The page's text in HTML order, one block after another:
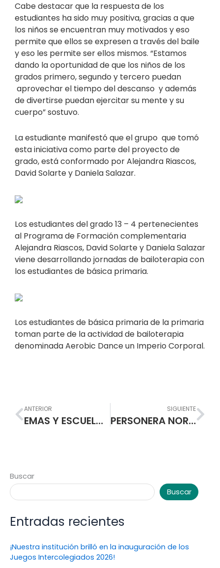
Cabe destacar que la respuesta de los
estudiantes ha sido muy positiva, gracias a que
los niños se encuentran muy motivados y eso
permite que ellos se expresen a través del baile
y eso les permite ser ellos mismos. “Estamos
dando la oportunidad de que los niños de los
grados primero, segundo y tercero puedan
aprovechar el tiempo del descanso y además
de divertirse puedan ejercitar su mente y su
cuerpo” sostuvo.
La estudiante manifestó que el grupo que tomó
esta iniciativa como parte del proyecto de
grado, está conformado por Alejandra Riascos,
David Solarte y Daniela Salazar.
Los estudiantes del grado 13 – 4 pertenecientes
al Programa de Formación complementaria
Alejandra Riascos, David Solarte y Daniela Salazar
viene desarrollando jornadas de bailoterapia con
los estudiantes de básica primaria.
Los estudiantes de básica primaria de la primaria
toman parte de la actividad de bailoterapia
denominada Aerobic Dance un Imperio Corporal.
Prev
ANTERIOR
EMAS Y ESCUELA NORMAL SUPERIOR DE PASTO PACTAN ESTRATEGIAS PARA MANEJAR RESIDUOS
SIGUIENTE
PERSONERA NORMALISTA PROTAGONISTA EN LA CONSTRUCCIÓN DEL PLAN DE DESARROLLO EDUCATIVO
Buscar
Buscar
Entradas recientes
¡Nuestra institución brilló en la inauguración de los
Juegos Intercolegiados 2026!